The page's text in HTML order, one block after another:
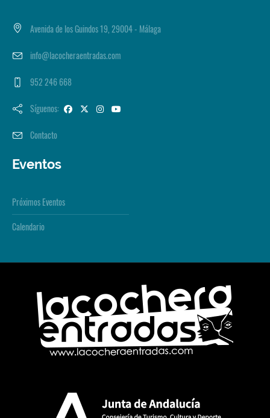
Avenida de los Guindos 19, 29004 - Málaga
info@lacocheraentradas.com
952 246 668
Síguenos:
Contacto
Eventos
Próximos Eventos
Calendario